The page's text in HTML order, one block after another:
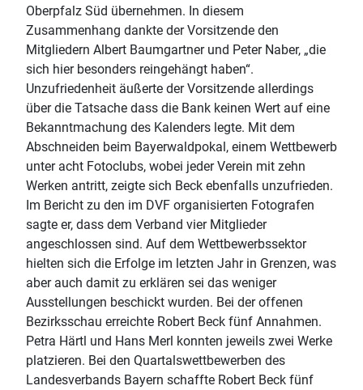
Oberpfalz Süd übernehmen. In diesem
Zusammenhang dankte der Vorsitzende den
Mitgliedern Albert Baumgartner und Peter Naber, „die
sich hier besonders reingehängt haben“.
Unzufriedenheit äußerte der Vorsitzende allerdings
über die Tatsache dass die Bank keinen Wert auf eine
Bekanntmachung des Kalenders legte. Mit dem
Abschneiden beim Bayerwaldpokal, einem Wettbewerb
unter acht Fotoclubs, wobei jeder Verein mit zehn
Werken antritt, zeigte sich Beck ebenfalls unzufrieden.
Im Bericht zu den im DVF organisierten Fotografen
sagte er, dass dem Verband vier Mitglieder
angeschlossen sind. Auf dem Wettbewerbssektor
hielten sich die Erfolge im letzten Jahr in Grenzen, was
aber auch damit zu erklären sei das weniger
Ausstellungen beschickt wurden. Bei der offenen
Bezirksschau erreichte Robert Beck fünf Annahmen.
Petra Härtl und Hans Merl konnten jeweils zwei Werke
platzieren. Bei den Quartalswettbewerben des
Landesverbands Bayern schaffte Robert Beck fünf